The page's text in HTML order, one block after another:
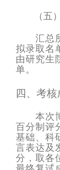
（五）
汇总
拟录取名
由研究生
单。
四、 考核
本次
百分制评
基础、科
言表达及
分，取各